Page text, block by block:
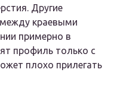
Другие
между краевыми
примерно в
профиль только с
плохо прилегать